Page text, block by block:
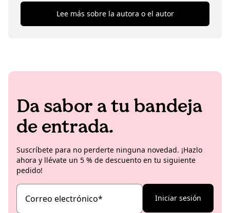
sabroso. Además de desarrollar recetas, Jules también
se encarga de grabar videos y planificar proyectos de
marketing.
también se puede ver en la forma en que presenta
sus ideas culinarias y snacks en el plato. A Jules
también le encantan el diseño de interiores y las
Lee más sobre la autora o el autor
Da sabor a tu bandeja
de entrada.
Suscríbete para no perderte ninguna novedad. ¡Hazlo
ahora y llévate un 5 % de descuento en tu siguiente
pedido!
Correo electrónico* Iniciar sesión